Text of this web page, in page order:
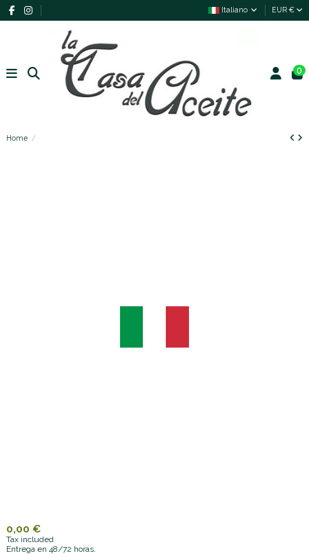
Italiano EUR €
0
Home
0,00 €
Tax included
Entrega en 48/72 horas.